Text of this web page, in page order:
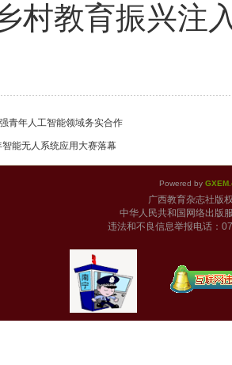
村教育振兴注
青年人工智能领域务实合作
能无人系统应用大赛落幕
Powered by
广西教育杂志
中华人民共和国网络出版
违法和不良信息举报电话：